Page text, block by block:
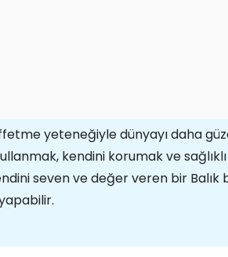
yeteneğiyle dünyayı daha
kendini korumak ve
seven ve değer veren bir Balık